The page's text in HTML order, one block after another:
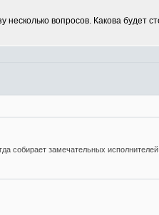
вопросов. Какова будет
собирает замечательных